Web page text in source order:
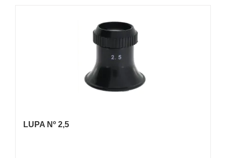
LUPA Nº 2,5